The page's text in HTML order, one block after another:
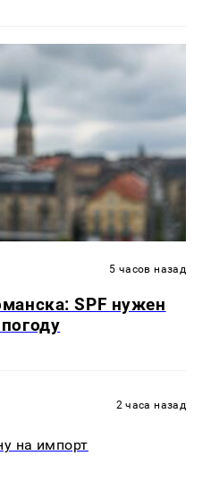
5 часов назад
SPF нужен
2 часа назад
на импорт